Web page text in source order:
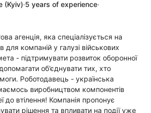
(Kyiv)·5 years of experience·
агенція, яка спеціалізується на
для компаній у галузі військових
- підтримувати розвиток оборонної
об’єднувати тих, хто
Роботодавець - українська
виробництвом компонентів
до втілення! Компанія пропонує
рішення та впливати на події уже